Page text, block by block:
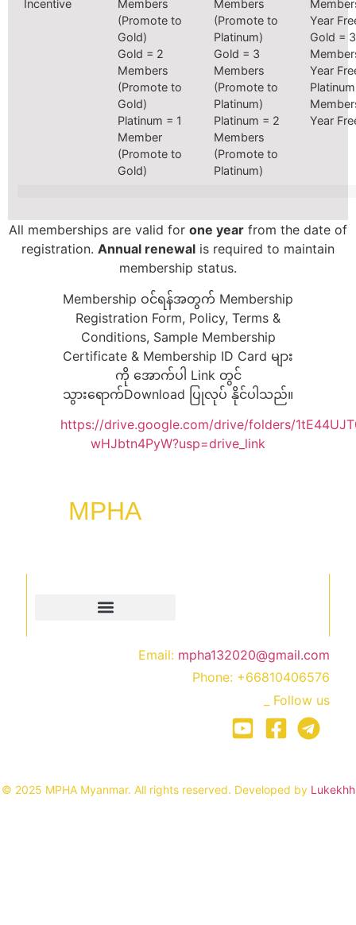
Incentive
Members
(Promote to
Gold)
Gold = 2
Members
(Promote to
Gold)
Platinum = 1
Member
(Promote to
Gold)
Members
(Promote to
Platinum)
Gold = 3
Members
(Promote to
Platinum)
Platinum = 2
Members
(Promote to
Platinum)
Year
Gold = 3
Year
Year
All memberships are valid for one year from the date of
registration. Annual renewal is required to maintain
membership status.
Membership ဝင်ရန်အတွက် Membership
Registration Form, Policy, Terms &
Conditions, Sample Membership
Certificate & Membership ID Card များ
ကို အောက်ပါ Link တွင်
သွားရောက်Download ပြုလုပ် နိုင်ပါသည်။
https://drive.google.com/drive/folders/
wHJbtn4PyW?usp=drive_link
MPHA
Email: mpha132020@gmail.com
Phone: +66810406576
_ Follow us
© 2025 MPHA Myanmar. All rights reserved. Developed by Lukekhh